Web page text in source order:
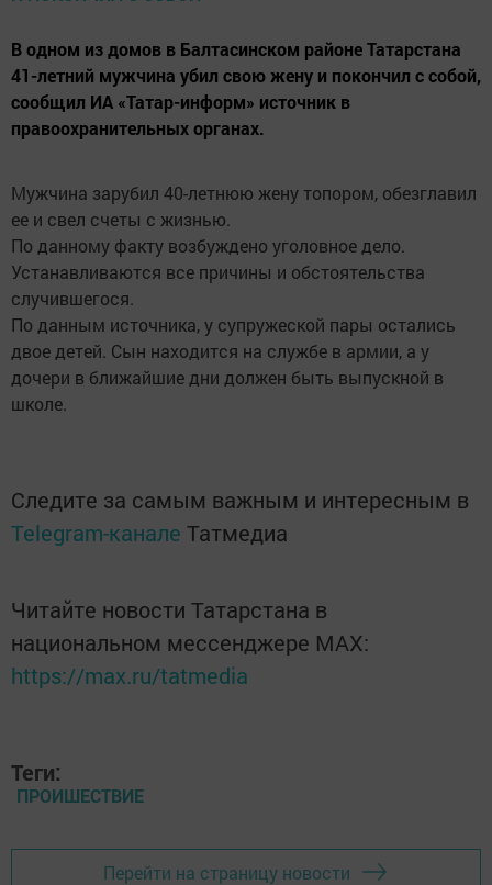
В одном из домов в Балтасинском районе Татарстана
41-летний мужчина убил свою жену и покончил с собой,
сообщил ИА «Татар-информ» источник в
правоохранительных органах.
Мужчина зарубил 40-летнюю жену топором, обезглавил
ее и свел счеты с жизнью.
По данному факту возбуждено уголовное дело.
Устанавливаются все причины и обстоятельства
случившегося.
По данным источника, у супружеской пары остались
двое детей. Сын находится на службе в армии, а у
дочери в ближайшие дни должен быть выпускной в
школе.
Следите за самым важным и интересным в
Telegram-канале Татмедиа
Читайте новости Татарстана в
национальном мессенджере MАХ:
https://max.ru/tatmedia
Теги:
ПРОИШЕСТВИЕ
Перейти на страницу новости